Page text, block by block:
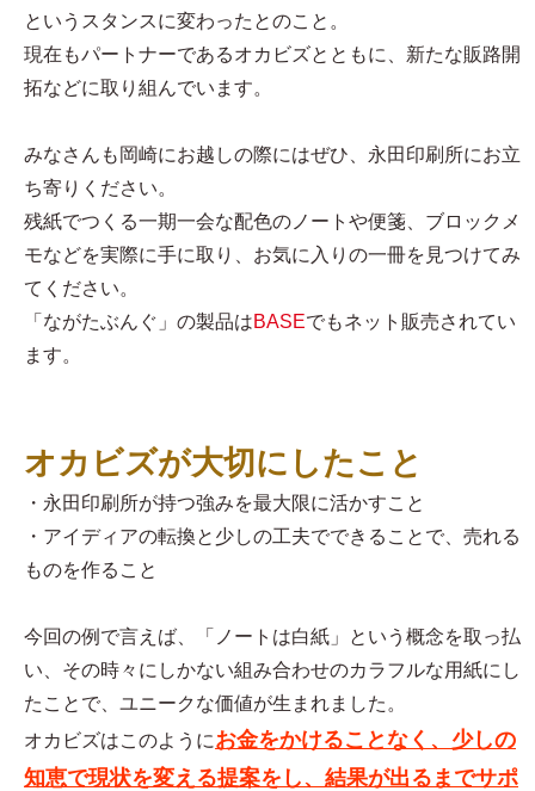
というスタンスに変わったとのこと。
現在もパートナーであるオカビズとともに、新たな販路開
拓などに取り組んでいます。
みなさんも岡崎にお越しの際にはぜひ、永田印刷所にお立
ち寄りください。
残紙でつくる一期一会な配色のノートや便箋、ブロックメ
モなどを実際に手に取り、お気に入りの一冊を見つけてみ
てください。
「ながたぶんぐ」の製品はBASEでもネット販売されてい
ます。
オカビズが大切にしたこと
・永田印刷所が持つ強みを最大限に活かすこと
・アイディアの転換と少しの工夫でできることで、売れる
ものを作ること
今回の例で言えば、「ノートは白紙」という概念を取っ払
い、その時々にしかない組み合わせのカラフルな用紙にし
たことで、ユニークな価値が生まれました。
オカビズはこのようにお金をかけることなく、少しの
知恵で現状を変える提案をし、結果が出るまでサポ